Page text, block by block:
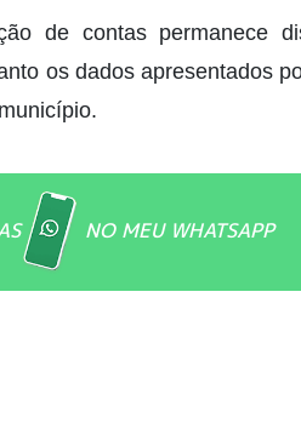
de contas permanece
os dados apresentados
NO MEU WHATSAPP